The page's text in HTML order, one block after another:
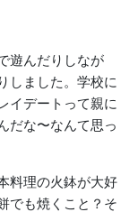
遊んだりしなが
しました。学校に
イデートって親に
だな〜なんて思っ
料理の火鉢が大好
でも焼くこと？そ